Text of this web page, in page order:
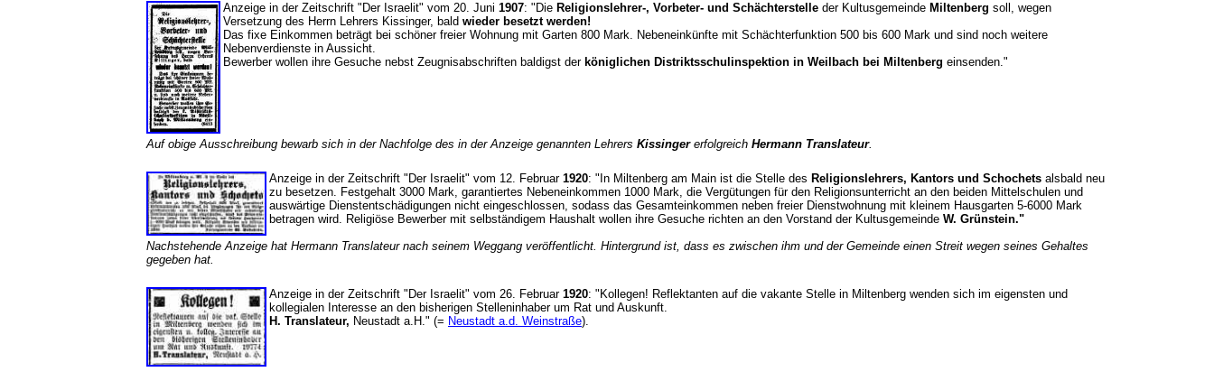
Anzeige in der Zeitschrift "Der Israelit" vom 20. Juni 1907: "Die Religionslehrer-, Vorbeter- und Schächterstelle der Kultusgemeinde Miltenberg soll, wegen
Versetzung des Herrn Lehrers Kissinger, bald wieder besetzt werden!
Das fixe Einkommen beträgt bei schöner freier Wohnung mit Garten 800 Mark. Nebeneinkünfte mit Schächterfunktion 500 bis 600 Mark und sind noch weitere
Nebenverdienste in Aussicht.
Bewerber wollen ihre Gesuche nebst Zeugnisabschriften baldigst der königlichen Distriktsschulinspektion in Weilbach bei Miltenberg einsenden."
Auf obige Ausschreibung bewarb sich in der Nachfolge des in der Anzeige genannten Lehrers Kissingererfolgreich Hermann Translateur.
Anzeige in der Zeitschrift "Der Israelit" vom 12. Februar 1920: "In Miltenberg am Main ist die Stelle des Religionslehrers, Kantors und Schochets alsbald neu
zu besetzen. Festgehalt 3000 Mark, garantiertes Nebeneinkommen 1000 Mark, die Vergütungen für den Religionsunterricht an den beiden Mittelschulen und
auswärtige Dienstentschädigungen nicht eingeschlossen, sodass das Gesamteinkommen neben freier Dienstwohnung mit kleinem Hausgarten 5-6000 Mark
betragen wird. Religiöse Bewerber mit selbständigem Haushalt wollen ihre Gesuche richten an den Vorstand der Kultusgemeinde W. Grünstein."
Nachstehende Anzeige hat Hermann Translateur nach seinem Weggang veröffentlicht. Hintergrund ist, dass es zwischen ihm und der Gemeinde einen Streit wegen seines Gehaltes
gegeben hat.
Anzeige in der Zeitschrift "Der Israelit" vom 26. Februar 1920: "Kollegen! Reflektanten auf die vakante Stelle in Miltenberg wenden sich im eigensten und
kollegialen Interesse an den bisherigen Stelleninhaber um Rat und Auskunft.
H. Translateur, Neustadt a.H." (= Neustadt a.d. Weinstraße).